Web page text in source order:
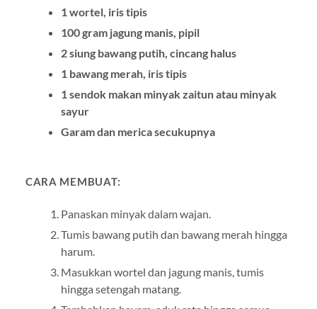
1 wortel, iris tipis
100 gram jagung manis, pipil
2 siung bawang putih, cincang halus
1 bawang merah, iris tipis
1 sendok makan minyak zaitun atau minyak
sayur
Garam dan merica secukupnya
CARA MEMBUAT:
Panaskan minyak dalam wajan.
Tumis bawang putih dan bawang merah hingga
harum.
Masukkan wortel dan jagung manis, tumis
hingga setengah matang.